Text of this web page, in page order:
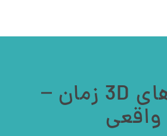
پروژه های 3D زمان –
واقعی